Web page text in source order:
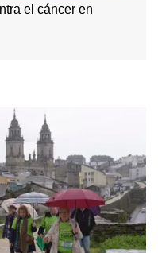
el cáncer en